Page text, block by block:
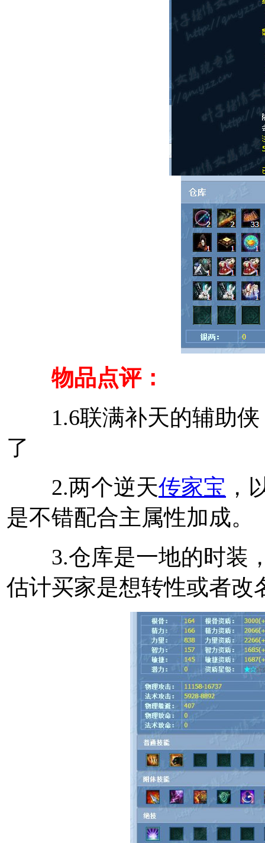
物品点评：
1.6联满补天的辅助侠
了
2.两个逆天传家宝 ，
是不错配合主属性加成。
3.仓库是一地的时装，
估计买家是想转性或者改